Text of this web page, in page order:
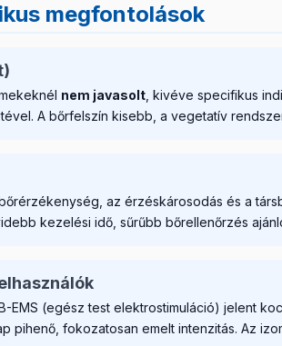
megfontolások
nem javasolt , kivéve specifikus
A bőrfelszín kisebb, a vegetatív
az érzéskárosodás és a
kezelési idő, sűrűbb bőrellenőrzés
EMS (egész test elektrostimuláció) jelent
pihenő, fokozatosan emelt intenzitás. Az